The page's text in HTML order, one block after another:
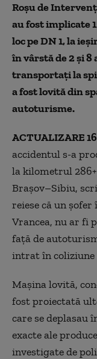
Roşu de
au fost implicate
loc pe DN 1, la
în vârstă de 2 și
transportați la
a fost lovită din
autoturisme.
ACTUALIZARE
accidentul s-a
la kilometrul
Brașov–Sibiu,
reiese că un
Vrancea, nu ar fi
față de
intrat în coliziune
Mașina lovită,
fost proiectată
care se deplasau
exacte ale
investigate de